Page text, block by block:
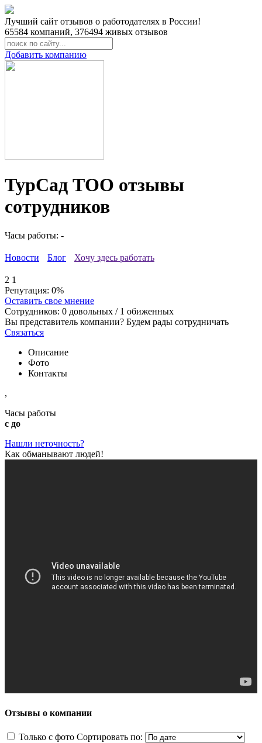
Лучший сайт отзывов о работодателях в России!
65584 компаний, 376494 живых отзывов
Добавить компанию
ТурСад ТОО отзывы
сотрудников
Часы работы: -
Новости Блог Хочу здесь работать
2 1
Репутация: 0%
Оставить свое мнение
Сотрудников: 0 довольных / 1 обиженных
Вы представитель компании? Будем рады сотрудничать
Связаться
Описание
Фото
Контакты
,
Часы работы
с до
Нашли неточность?
Как обманывают людей!
Отзывы о компании
Только с фото Сортировать по: